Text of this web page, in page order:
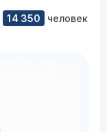
14 350
человек